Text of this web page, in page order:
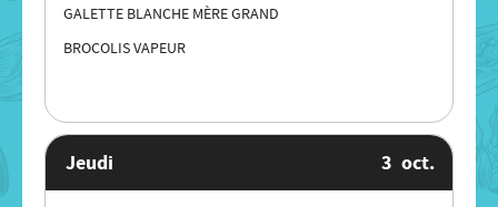
GALETTE BLANCHE MÈRE GRAND
BROCOLIS VAPEUR
Jeudi 3 oct.